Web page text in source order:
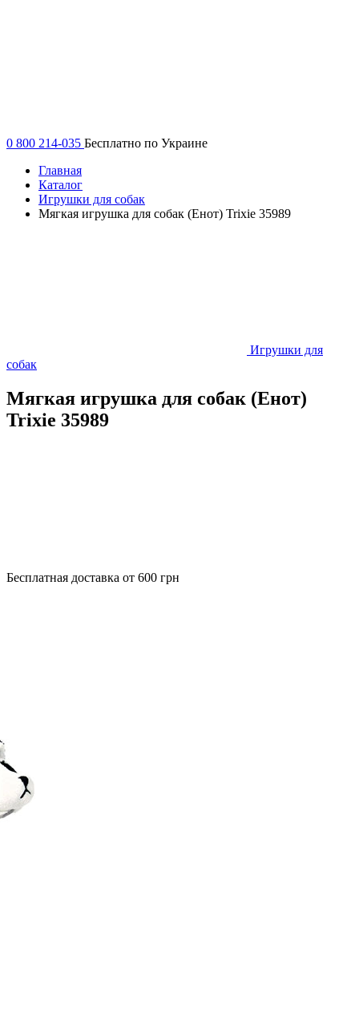
0 800 214-035 Бесплатно по Украине
Главная
Каталог
Игрушки для собак
Мягкая игрушка для собак (Енот) Trixie 35989
Игрушки для
собак
Мягкая игрушка для собак (Енот)
Trixie 35989
Бесплатная доставка от 600 грн